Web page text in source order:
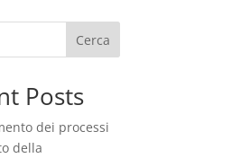
Cerca
Posts
dei processi
della